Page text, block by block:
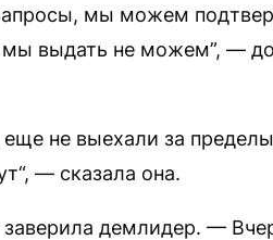
мы можем
мы выдать не можем”, —
не выехали за
— сказала она.
демлидер. —